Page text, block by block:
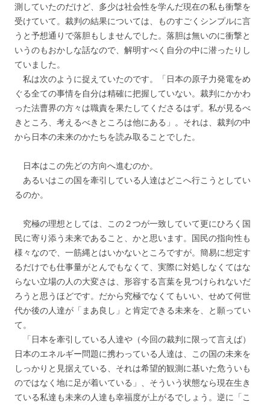
測していたのだけど、多少は社会性を学んだ現在の私も衝撃を
受けていて。裁判の結果については、ものすごくシンプルに言
うと予想通りで落胆もしませんでした。落胆は無いのに衝撃と
いうのもおかしな話なので、解明すべく自分の中に潜ったりし
ていました。
私は次のように捉えていたのです。「日本の原子力発電をめ
ぐる全ての事情を自分は精確に把握していない。裁判にかかわ
った法曹界の方々は職責を果たしてくださるはず。私が見るべ
きところ、考えるべきところは他にある」。それは、裁判の中
から日本の未来のかたちを読み取ることでした。
日本はこの先どの方向へ進むのか。
あるいはこの国を牽引している人達はどこへ行こうとしてい
るのか。
究極の理想としては、この２つが一致していて更にひろく国
民に寄り添う未来であること、かと思います。国民の指向性も
様々なので、一筋縄とはいかないところですが。簡易に想定す
るだけでも仕事量がとんでもなくて、実際に対処しなくてはな
らない立場の人の大変さは、形容する言葉を見つけられないだ
ろうと思うほどです。だから究極でなくてもいい、せめて何世
代か後の人達が「まあ良し」と肯定できる未来を、と願ってい
て。
「日本を牽引している人達や（今回の裁判に限って言えば）
日本のエネルギー問題に携わっている人達は、この国の未来を
しっかりと見据えている、それは希望的観測に基いた危ういも
のではなく地に足が着いている」、そういう状態なら現在生き
ている私達も未来の人達も幸福度が上がるでしょう。逆に「こ